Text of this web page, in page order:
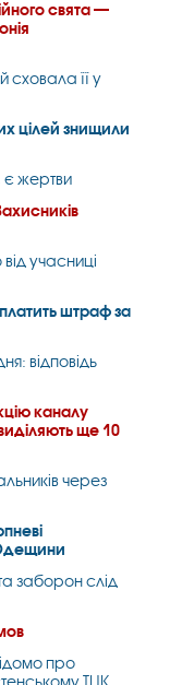
свята —
сховала її у
цілей знищили
є жертви
учасниці
штраф за
відповідь
каналу
ще 10
через
заборон слід
про
ТЦК